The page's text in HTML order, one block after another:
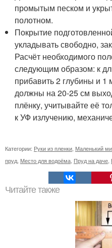
промытым песком и
полотном.
Покрытие
укладывать свободно,
Расчёт необходимого
следующим образом: к
прибавить 2 глубины и 1
должны на 20-25 см
плёнку, учитывайте её
к УФ излучению,
Категории: Руки из пленки, Маленький
пруд, Место для водоёма, Пруд на даче,
Читайте также